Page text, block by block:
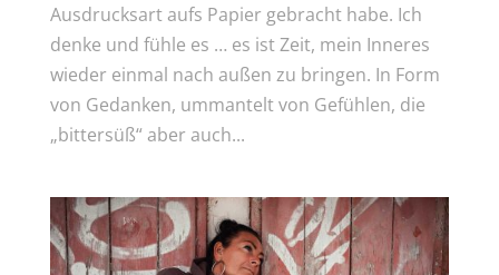
Ausdrucksart aufs Papier gebracht habe. Ich
denke und fühle es … es ist Zeit, mein Inneres
wieder einmal nach außen zu bringen. In Form
von Gedanken, ummantelt von Gefühlen, die
„bittersüß“ aber auch...